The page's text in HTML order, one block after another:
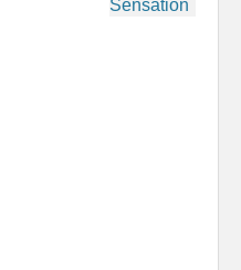
Sensation